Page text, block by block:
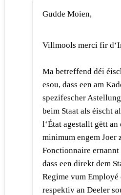
Gudde Moien,
Villmools merci fir
Ma betreffend déi
esou, dass een am
spezifescher
beim Staat als éischt
l‘État agestallt gëtt an
minimum engem Joer
Fonctionnaire ernannt
dass een direkt dem
Regime vum Employé
respektiv an Deeler